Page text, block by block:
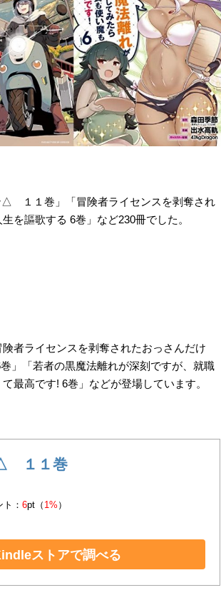
△ １１巻」「冒険者ライセンスを剥奪され
を謳歌する 6巻」など230冊でした。
者ライセンスを剥奪されたおっさんだけ
」「若者の黒魔法離れが深刻ですが、就職
最高です! 6巻」などが登場しています。
１１巻
：6pt（ 1% ）
ストアで調べる